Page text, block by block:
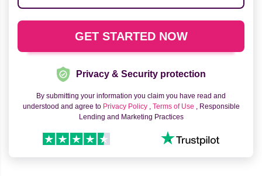
Privacy & Security protection
By submitting your information you claim you have read and
understood and agree to Privacy Policy , Terms of Use , Responsible
Lending and Marketing Practices